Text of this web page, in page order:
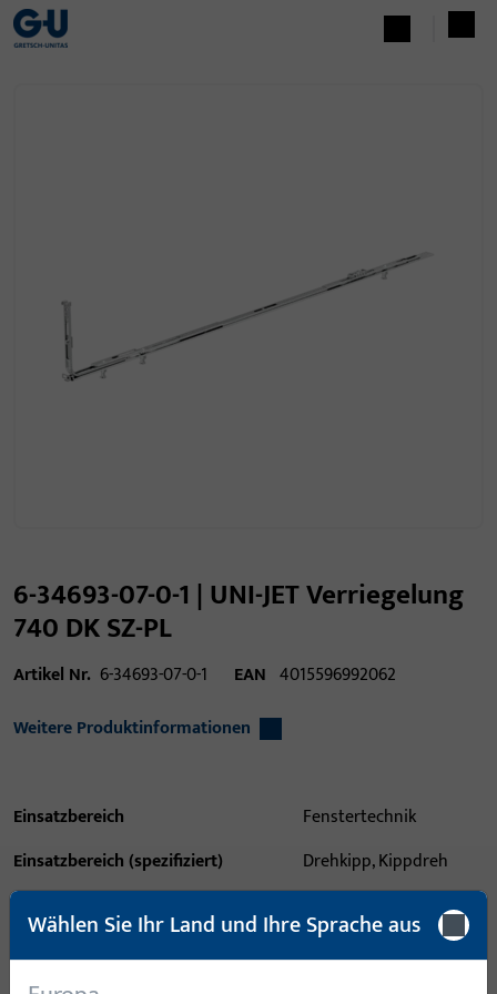
6-34693-07-0-1 | UNI-JET Verriegelung
740 DK SZ-PL
Artikel Nr. 6-34693-07-0-1 EAN 4015596992062
Weitere Produktinformationen
Einsatzbereich
Fenstertechnik
Einsatzbereich (spezifiziert)
Drehkipp, Kippdreh
Wählen Sie Ihr Land und Ihre Sprache aus